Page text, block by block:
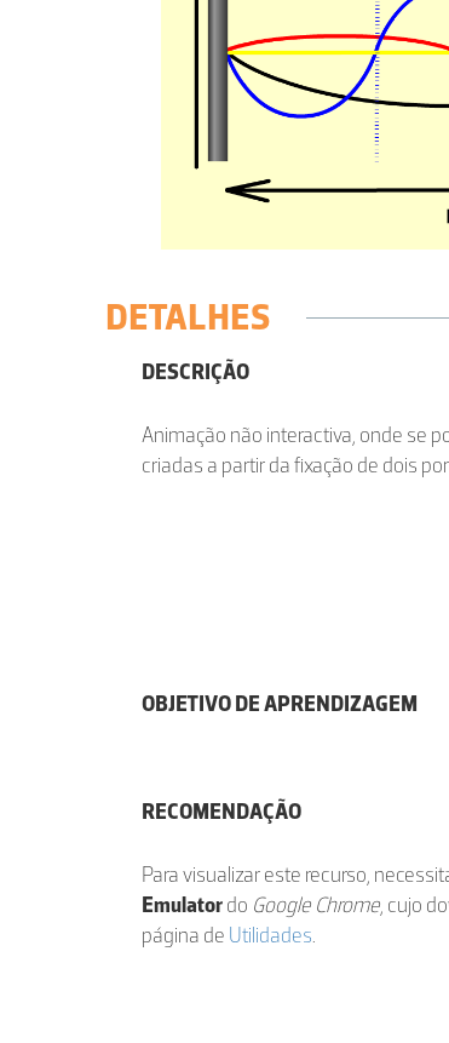
DETALHES
DESCRIÇÃO
Animação não interactiva, onde se
criadas a partir da fixação de dois
OBJETIVO DE APRENDIZAGEM
RECOMENDAÇÃO
Para visualizar este recurso,
Emulatordo Google Chrome, cujo
página de Utilidades.